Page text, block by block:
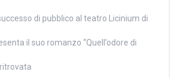
di pubblico al teatro Licinium di
il suo romanzo “Quell’odore di